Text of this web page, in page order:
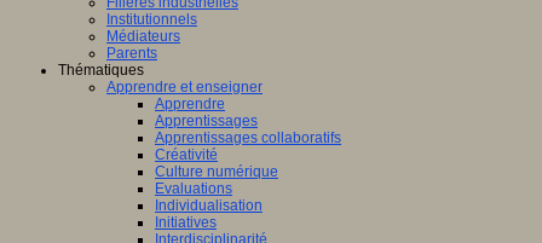
Institutionnels
Médiateurs
Parents
Thématiques
Apprendre et enseigner
Apprendre
Apprentissages
Apprentissages collaboratifs
Créativité
Culture numérique
Evaluations
Individualisation
Initiatives
Interdisciplinarité